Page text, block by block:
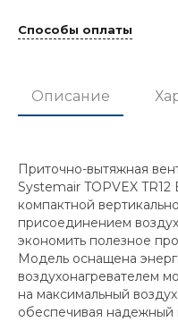
Способы оплаты
Описание
Приточно-вытяжная
Systemair TOPVEX TR12
компактной
присоединением
экономить полезное
Модель оснащена
воздухонагревателем
на максимальный
обеспечивая надежный